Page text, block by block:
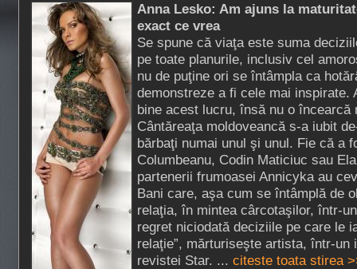
Anna Lesko: Am ajuns la
exact ce vrea
Se spune că viaţa este suma
pe toate planurile, inclusiv cel
nu de puţine ori se întâmpla ca
demonstreze a fi cele mai inspirate.
bine acest lucru, însă nu o încearcă
Cântăreaţa moldoveancă s-a iubit
bărbaţi numai unul şi unul. Fie că a
Columbeanu, Codin Maticiuc sau
partenerii frumoasei Annicyka au
Bani care, aşa cum se întâmplă de
relaţia, în mintea cârcotaşilor, într-
regret niciodată deciziile pe care le
relaţie”, mărturiseşte artista, într-un
revistei Star. ... citeste toata stirea